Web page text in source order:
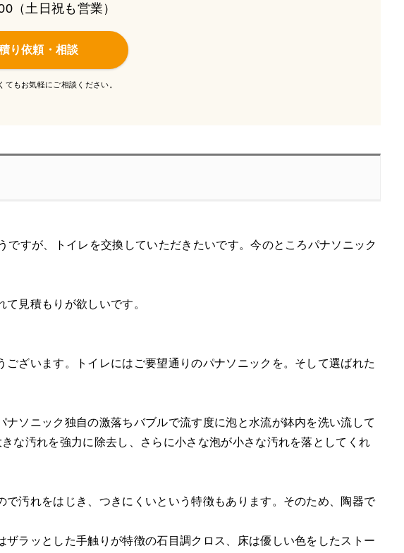
（土日祝も営業）
り依頼・相談
てもお気軽にご相談ください。
すが、トイレを交換していただきたいです。今のところパナソニック
見積もりが欲しいです。
ざいます。トイレにはご要望通りのパナソニックを。そして選ばれた
ソニック独自の激落ちバブルで流す度に泡と水流が鉢内を洗い流して
な汚れを強力に除去し、さらに小さな泡が小さな汚れを落としてくれ
汚れをはじき、つきにくいという特徴もあります。そのため、陶器で
ラッとした手触りが特徴の石目調クロス、床は優しい色をしたストー